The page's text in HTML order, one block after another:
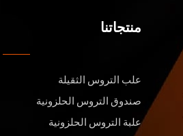
منتجاتنا
علب التروس الثقيلة
صندوق التروس الحلزونية
علبة التروس الحلزونية